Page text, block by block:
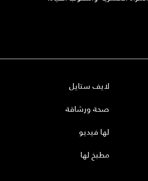
لايف ستايل
صحة ورشاقة
لها فيديو
مطبخ لها